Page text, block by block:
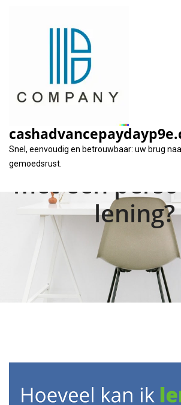
Snel, eenvoudig en betrouwbaar: uw brug
gemoedsrust.
Bepaal uw
Hoeveel kan ik
met een
lening?